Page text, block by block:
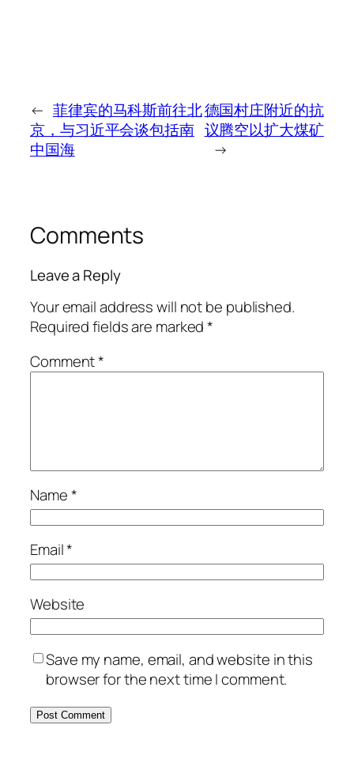
← 菲律宾的马科斯前往北
京，与习近平会谈包括南
中国海
德国村庄附近的抗
议腾空以扩大煤矿
→
Comments
Leave a Reply
Your email address will not be published.
Required fields are marked*
Comment*
Name*
Email*
Website
Save my name, email, and website in this
browser for the next time I comment.